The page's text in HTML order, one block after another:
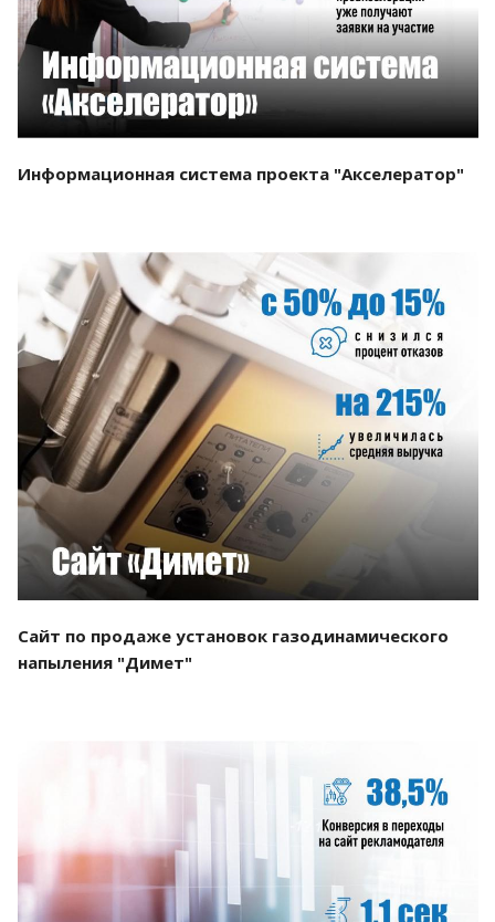
Информационная система проекта "Акселератор"
Смотреть проект
Сайт по продаже установок газодинамического
напыления "Димет"